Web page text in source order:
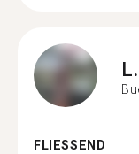
L.
FLIESSEND